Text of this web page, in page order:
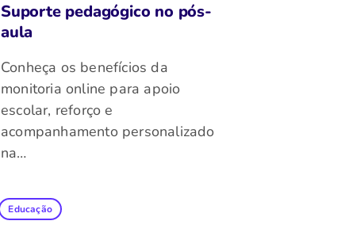
Suporte pedagógico no pós-
aula
Conheça os benefícios da
monitoria online para apoio
escolar, reforço e
acompanhamento personalizado
na…
Educação